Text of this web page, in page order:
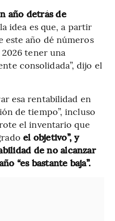
año detrás de
idea es que, a partir
año dé números
tener una
consolidada”, dijo el
esa rentabilidad en
de tiempo”, incluso
el inventario que
el objetivo”, y
de no alcanzar
“es bastante baja”.